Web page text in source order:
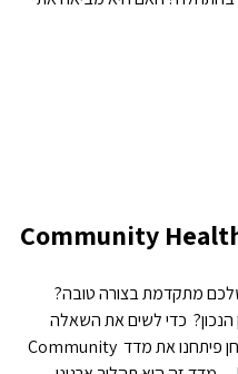
Community
מתקדמת בצורה טובה?
הנכון?  כדי לשים את השאלה
הזאת על השולחן פיתחנו את מדד Community